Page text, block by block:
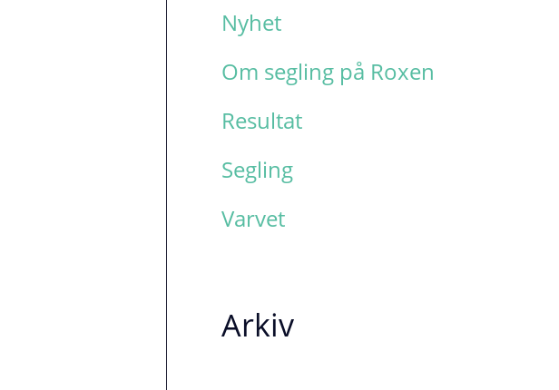
Nyhet
Om segling på Roxen
Resultat
Segling
Varvet
Arkiv